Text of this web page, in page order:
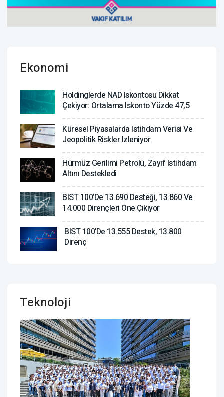
Ekonomi
Holdinglerde NAD Iskontosu Dikkat
Çekiyor: Ortalama Iskonto Yüzde 47,5
Küresel Piyasalarda Istihdam Verisi Ve
Jeopolitik Riskler Izleniyor
Hürmüz Gerilimi Petrolü, Zayıf Istihdam
Altını Destekledi
BIST 100’de 13.690 Desteği, 13.860 Ve
14.000 Dirençleri Öne Çıkıyor
BIST 100'de 13.555 Destek, 13.800
Direnç
Teknoloji